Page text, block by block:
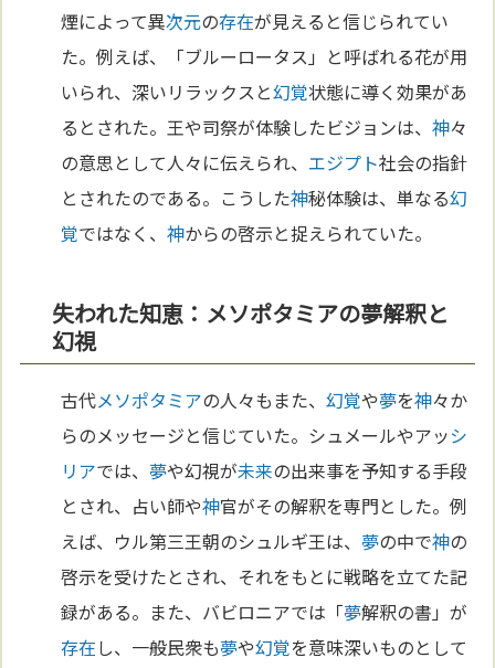
煙によって異次元の存在が見えると信じられてい
た。例えば、「ブルーロータス」と呼ばれる花が用
いられ、深いリラックスと幻覚状態に導く効果があ
るとされた。王や司祭が体験したビジョンは、神々
の意思として人々に伝えられ、 エジプト社会の指針
とされたのである。こうした神秘体験は、単なる幻
覚ではなく、神からの啓示と捉えられていた。
失われた知恵：メソポタミアの夢解釈と
幻視
古代メソポタミアの人々もまた、幻覚や夢を神々か
らのメッセージと信じていた。シュメールやアッシ
リアでは、 夢や幻視が未来の出来事を予知する手段
とされ、占い師や神官がその解釈を専門とした。例
えば、ウル第三王朝のシュルギ王は、 夢の中で神の
啓示を受けたとされ、それをもとに戦略を立てた記
録がある。また、バビロニアでは「夢解釈の書」が
存在し、一般民衆も夢や幻覚を意味深いものとして